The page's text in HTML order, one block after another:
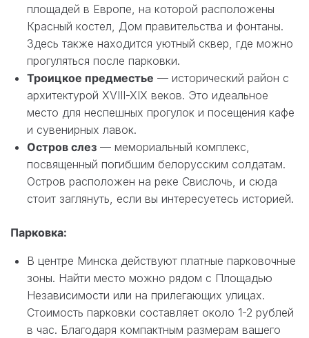
площадей в Европе, на которой расположены
Красный костел, Дом правительства и фонтаны.
Здесь также находится уютный сквер, где можно
прогуляться после парковки.
Троицкое предместье — исторический район с
архитектурой XVIII-XIX веков. Это идеальное
место для неспешных прогулок и посещения кафе
и сувенирных лавок.
Остров слез — мемориальный комплекс,
посвященный погибшим белорусским солдатам.
Остров расположен на реке Свислочь, и сюда
стоит заглянуть, если вы интересуетесь историей.
Парковка:
В центре Минска действуют платные парковочные
зоны. Найти место можно рядом с Площадью
Независимости или на прилегающих улицах.
Стоимость парковки составляет около 1-2 рублей
в час. Благодаря компактным размерам вашего